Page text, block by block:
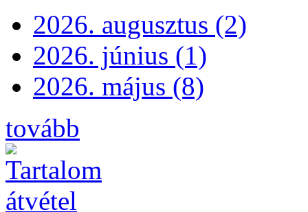
2026. augusztus (2)
2026. június (1)
2026. május (8)
tovább